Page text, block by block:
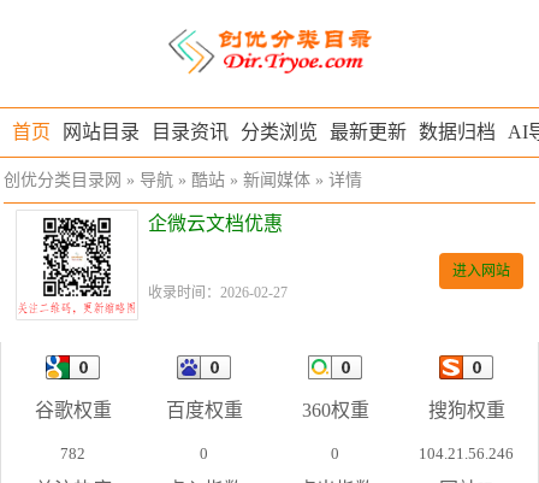
首页 网站目录 目录资讯 分类浏览 最新更新 数据归档 AI
创优分类目录网 » 导航 » 酷站 » 新闻媒体 » 详情
企微云文档优惠
收录时间：2026-02-27
进入网站
谷歌权重 百度权重 360权重 搜狗权重
782 0 0 104.21.56.246